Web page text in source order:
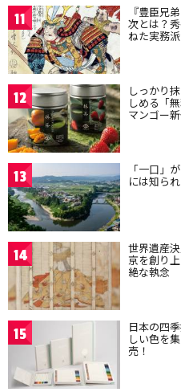
11 『豊臣兄
次とは？
ねた実務
12 しっかり
しめる「
マンゴー
13 「一口」
には知ら
14 世界遺産
京を創り
絶な執念
15 日本の四
しい色を
売！